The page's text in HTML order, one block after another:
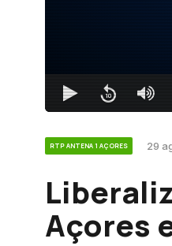
RTP ANTENA 1 AÇORES 29
Açores